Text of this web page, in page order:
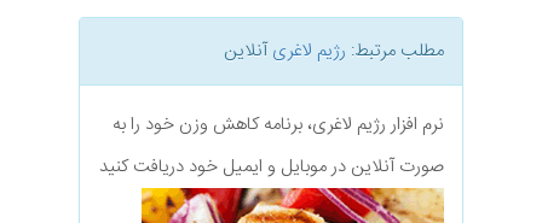
مطلب مرتبط: رژیم لاغریآنلاین
نرم افزار رژیم لاغری، برنامه کاهش وزن خود را به
صورت آنلاین در موبایل و ایمیل خود دریافت کنید